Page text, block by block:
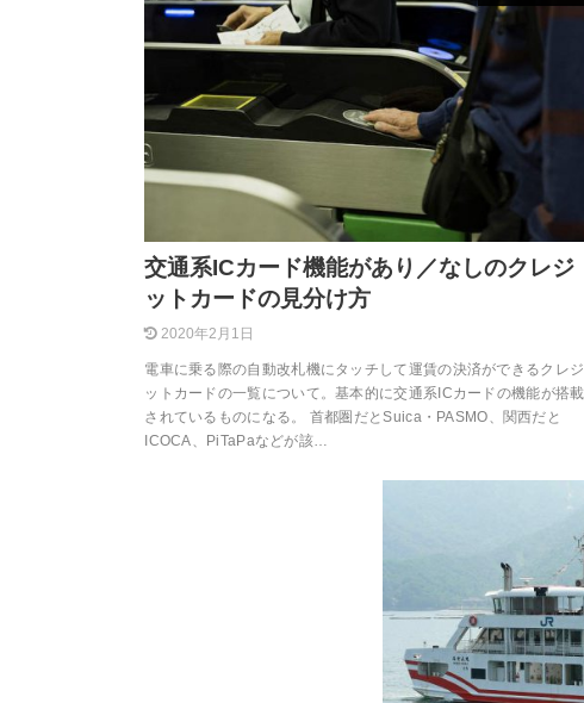
交通系ICカード機能があり／なしのクレジ
ットカードの見分け方
2020年2月1日
電車に乗る際の自動改札機にタッチして運賃の決済ができるクレジ
ットカードの一覧について。基本的に交通系ICカードの機能が搭載
されているものになる。 首都圏だとSuica・PASMO、関西だと
ICOCA、PiTaPaなどが該…